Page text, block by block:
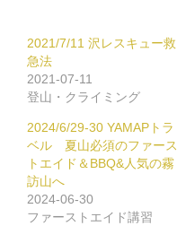
て
Twitter
共
有
(新
し
い
ウ
ィ
ン
ド
ウ
で
開
き
ま
る
に
ッ
ク
し
て
く
だ
さ
い
ウ
2021/7/11 沢レスキュー救
急法
2021-07-11
登山・クライミング
2024/6/29-30 YAMAPトラ
ベル 夏山必須のファース
トエイド＆BBQ&人気の霧
訪山へ
2024-06-30
ファーストエイド講習